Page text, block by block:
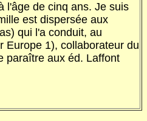
l'âge de cinq ans. Je suis
est dispersée aux
qui l'a conduit, au
Europe 1), collaborateur du
paraître aux éd. Laffont